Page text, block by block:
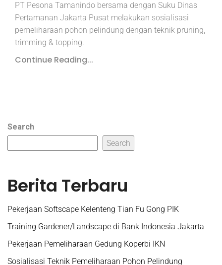
PT Pesona Tamanindo bersama dengan Suku Dinas
Pertamanan Jakarta Pusat melakukan sosialisasi
pemeliharaan pohon pelindung dengan teknik pruning,
trimming & topping.
Continue Reading...
Search
Search
Berita Terbaru
Pekerjaan Softscape Kelenteng Tian Fu Gong PIK
Training Gardener/Landscape di Bank Indonesia Jakarta
Pekerjaan Pemeliharaan Gedung Koperbi IKN
Sosialisasi Teknik Pemeliharaan Pohon Pelindung